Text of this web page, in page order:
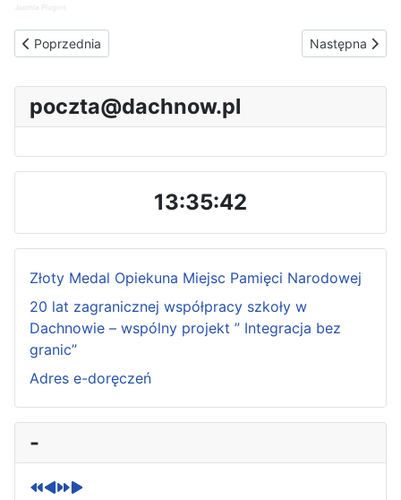
Joomla Plugins
Poprzednia strona: Zabawa andrzejkowa
Poprzednia Następna
Następna
poczta@dachnow.pl
13:35:44
Złoty Medal Opiekuna Miejsc Pamięci Narodowej
20 lat zagranicznej współpracy szkoły w
Dachnowie – wspólny projekt ” Integracja bez
granic”
Adres e-doręczeń
-
P
r
e
v
P
e
v
N
x
t
N
x
t